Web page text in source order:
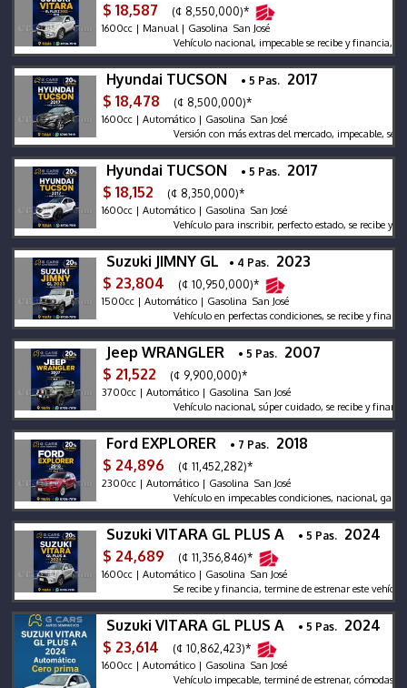
$ 18,587
(¢ 8,550,000)*
1600cc | Manual | Gasolina San José
Vehículo nacional, impecable se recibe y financia,
Hyundai TUCSON • 5 Pas. 2017
$ 18,478
(¢ 8,500,000)*
1600cc | Automático | Gasolina San José
Versión con más extras del mercado, impecable, se
Hyundai TUCSON • 5 Pas. 2017
$ 18,152
(¢ 8,350,000)*
1600cc | Automático | Gasolina San José
Vehículo para inscribir, perfecto estado, se recibe y
Suzuki JIMNY GL • 4 Pas. 2023
$ 23,804
(¢ 10,950,000)*
1500cc | Automático | Gasolina San José
Vehículo en perfectas condiciones, se recibe y
Jeep WRANGLER • 5 Pas. 2007
$ 21,522
(¢ 9,900,000)*
3700cc | Automático | Gasolina San José
Vehículo nacional, súper cuidado, se recibe y financia
Ford EXPLORER • 7 Pas. 2018
$ 24,896
(¢ 11,452,282)*
2300cc | Automático | Gasolina San José
Vehículo en impecables condiciones, nacional,
Suzuki VITARA GL PLUS A • 5 Pas. 2024
$ 24,689
(¢ 11,356,846)*
1600cc | Automático | Gasolina San José
Se recibe y financia, termine de estrenar este vehículo!!
Suzuki VITARA GL PLUS A • 5 Pas. 2024
$ 23,614
(¢ 10,862,423)*
1600cc | Automático | Gasolina San José
Vehículo impecable, terminé de estrenar, cómodas